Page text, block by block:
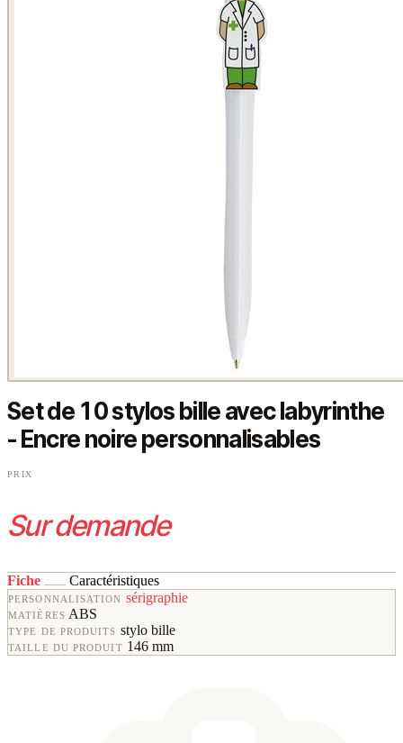
Set de 10 stylos bille avec labyrinthe
- Encre noire personnalisables
PRIX
Sur demande
Fiche Caractéristiques
PERSONNALISATION sérigraphie
MATIÈRES ABS
TYPE DE PRODUITS stylo bille
TAILLE DU PRODUIT 146 mm